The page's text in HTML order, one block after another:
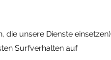
die unsere Dienste einsetzen)
Surfverhalten auf